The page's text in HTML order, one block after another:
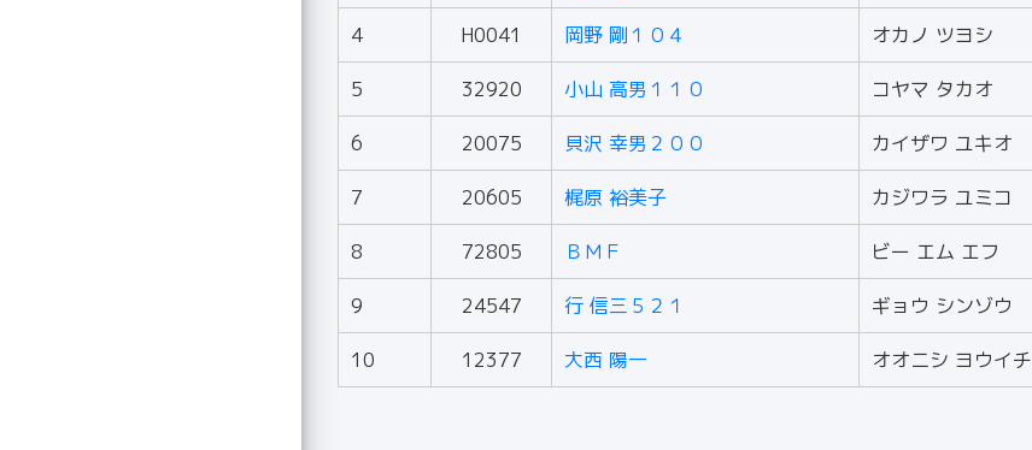
4 H0041 岡野 剛１０４ オカノ ツヨシ
5 32920 小山 高男１１０ コヤマ タカオ
6 20075 貝沢 幸男２００ カイザワ ユキオ
7 20605 梶原 裕美子 カジワラ ユミコ
8 72805 ＢＭＦ ビー エム エフ
9 24547 行 信三５２１ ギョウ シンゾウ
10 12377 大西 陽一 オオニシ ヨウイチ